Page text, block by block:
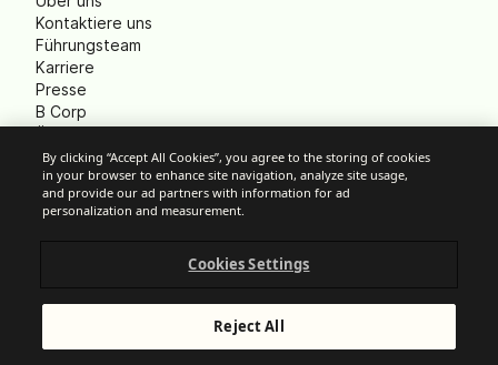
Kontaktiere uns
Führungsteam
Karriere
Presse
B Corp
Gemeinnützige
Organisationen (NPO)
Cookie-Einstellungen
Allgemeine Nutzungsbedingungen
By clicking “Accept All Cookies”, you agree to the storing of cookies
in your browser to enhance site navigation, analyze site usage,
and provide our ad partners with information for ad
personalization and measurement.
Cookies Settings
Reject All